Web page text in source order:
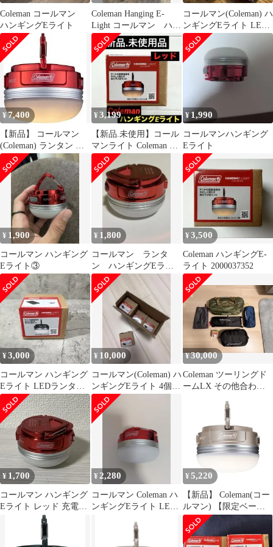
Coleman コールマン
ハンギングEライト
Coleman Hanging E-
Light コールマン ハン
ギングライト
コールマン(Coleman) ハ
ンギングEライト LED
防災 停電 充電式
¥7,400
【新品】 コールマン
(Coleman) ランタン ハ
ンギングEライト LED
2000037352 アウトドア
キャンプ ソロキャン 明
かり
¥3,199
【新品.未使用】コール
マンライト Coleman ハ
ンギングEライト レッ
ド
¥1,990
コールマンハンギング
Eライト
¥ 1,900
コールマン ハンギング
Eライト③
¥ 1,800
コールマン ランタ
ン ハンギングEライ
ト LED
¥3,500
Coleman ハンギングE-
ライト 2000037352
¥3,000
コールマン ハンギング
Eライト LEDランタン
Coleman
¥ 10,000
コールマン(Coleman) ハ
ンギングEライト 4個セ
ット 【単品も可】
¥30,000
Coleman ツーリングド
ームLX その他合わせ
¥ 1,700
コールマン ハンギング
Eライト レッド 充電式
LEDランタン Coleman
¥2,280
コールマン Coleman ハ
ンギングEライト LED
¥ 5,220
【新品】 Coleman(コー
ルマン) 【限定ベージ
ュ】ハンギングEライ
ト LED 防災 停電 充電
式 アウトドア キャンプ